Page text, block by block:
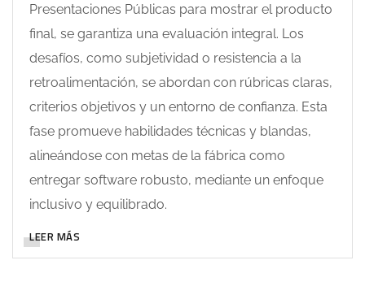
Presentaciones Públicas para mostrar el producto
final, se garantiza una evaluación integral. Los
desafíos, como subjetividad o resistencia a la
retroalimentación, se abordan con rúbricas claras,
criterios objetivos y un entorno de confianza. Esta
fase promueve habilidades técnicas y blandas,
alineándose con metas de la fábrica como
entregar software robusto, mediante un enfoque
inclusivo y equilibrado.
LEER MÁS